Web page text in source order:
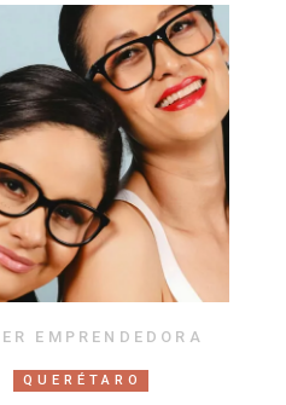
EMPRENDEDORA
QUERÉTARO